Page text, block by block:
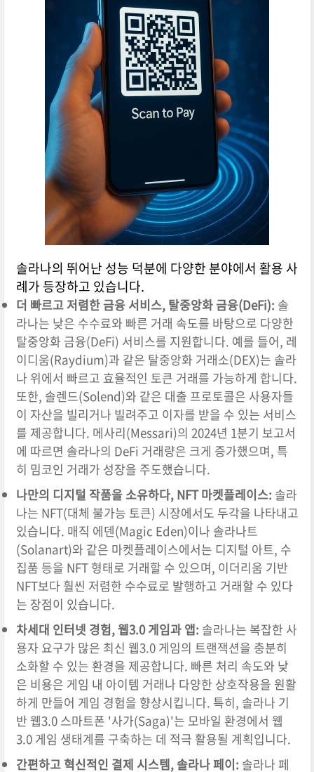
솔라나의 뛰어난 성능 덕분에 다양한 분야에서 활용 사
례가 등장하고 있습니다.
더 빠르고 저렴한 금융 서비스, 탈중앙화 금융(DeFi): 솔
라나는 낮은 수수료와 빠른 거래 속도를 바탕으로 다양한
탈중앙화 금융(DeFi) 서비스를 지원합니다. 예를 들어, 레
이디움(Raydium)과 같은 탈중앙화 거래소(DEX)는 솔라
나 위에서 빠르고 효율적인 토큰 거래를 가능하게 합니다.
또한, 솔렌드(Solend)와 같은 대출 프로토콜은 사용자들
이 자산을 빌리거나 빌려주고 이자를 받을 수 있는 서비스
를 제공합니다. 메사리(Messari)의 2024년 1분기 보고서
에 따르면 솔라나의 DeFi 거래량은 크게 증가했으며, 특
히 밈코인 거래가 성장을 주도했습니다.
나만의 디지털 작품을 소유하다, NFT 마켓플레이스: 솔라
나는 NFT(대체 불가능 토큰) 시장에서도 두각을 나타내고
있습니다. 매직 에덴(Magic Eden)이나 솔라나트
(Solanart)와 같은 마켓플레이스에서는 디지털 아트, 수
집품 등을 NFT 형태로 거래할 수 있으며, 이더리움 기반
NFT보다 훨씬 저렴한 수수료로 발행하고 거래할 수 있다
는 장점이 있습니다.
차세대 인터넷 경험, 웹3.0 게임과 앱: 솔라나는 복잡한 사
용자 요구가 많은 최신 웹3.0 게임의 트랜잭션을 충분히
소화할 수 있는 환경을 제공합니다. 빠른 처리 속도와 낮
은 비용은 게임 내 아이템 거래나 다양한 상호작용을 원활
하게 만들어 게임 경험을 향상시킵니다. 특히, 솔라나 기
반 웹3.0 스마트폰 '사가(Saga)'는 모바일 환경에서 웹
3.0 게임 생태계를 구축하는 데 적극 활용될 계획입니다.
간편하고 혁신적인 결제 시스템, 솔라나 페이: 솔라나 페